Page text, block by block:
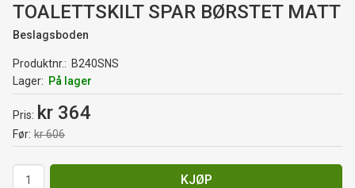
TOALETTSKILT SPAR BØRSTET MATT
Beslagsboden
Produktnr.
B240SNS
Lager
På lager
Pris kr 364
Før kr 606
KJØP